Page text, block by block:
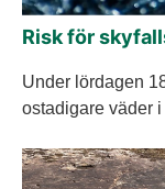
Risk för
Under lördagen
ostadigare väder